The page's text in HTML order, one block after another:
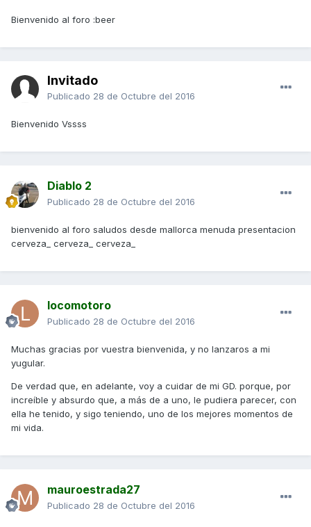
Bienvenido al foro :beer
Invitado
Publicado 28 de Octubre del 2016
Bienvenido Vssss
Diablo 2
Publicado 28 de Octubre del 2016
bienvenido al foro saludos desde mallorca menuda presentacion
cerveza_ cerveza_ cerveza_
locomotoro
Publicado 28 de Octubre del 2016
Muchas gracias por vuestra bienvenida, y no lanzaros a mi
yugular.
De verdad que, en adelante, voy a cuidar de mi GD. porque, por
increíble y absurdo que, a más de a uno, le pudiera parecer, con
ella he tenido, y sigo teniendo, uno de los mejores momentos de
mi vida.
mauroestrada27
Publicado 28 de Octubre del 2016